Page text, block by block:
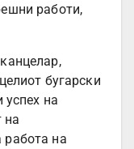
работи,
бугарски
успех на
на
работа на